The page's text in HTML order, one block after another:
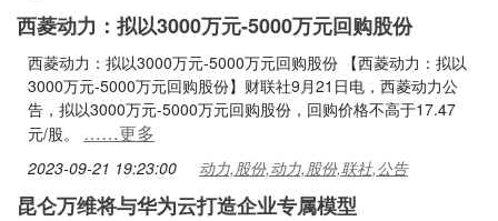
西菱动力：拟以3000万元-5000万元回购股份
西菱动力：拟以3000万元-5000万元回购股份 【西菱动力：拟以
3000万元-5000万元回购股份】财联社9月21日电，西菱动力公
告，拟以3000万元-5000万元回购股份，回购价格不高于17.47
元/股。 ……更多
2023-09-21 19:23:00 动力,股份,动力,股份,联社,公告
昆仑万维将与华为云打造企业专属模型